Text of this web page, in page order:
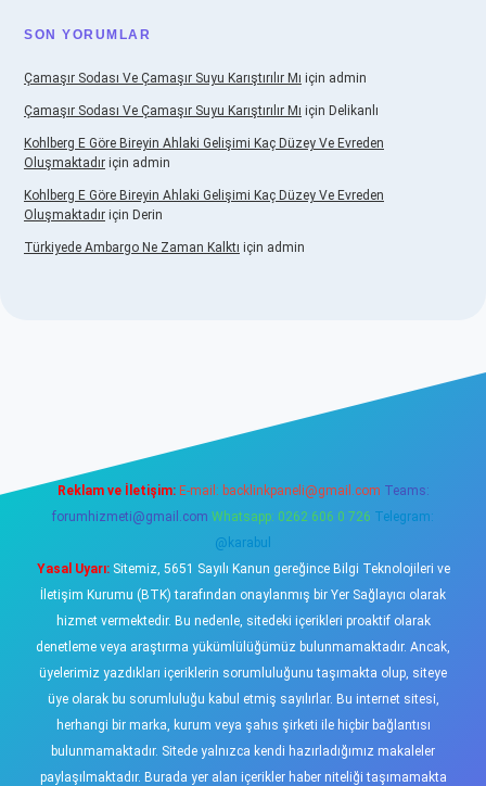
SON YORUMLAR
Çamaşır Sodası Ve Çamaşır Suyu Karıştırılır Mı için admin
Çamaşır Sodası Ve Çamaşır Suyu Karıştırılır Mı için Delikanlı
Kohlberg E Göre Bireyin Ahlaki Gelişimi Kaç Düzey Ve Evreden
Oluşmaktadır için admin
Kohlberg E Göre Bireyin Ahlaki Gelişimi Kaç Düzey Ve Evreden
Oluşmaktadır için Derin
Türkiyede Ambargo Ne Zaman Kalktı için admin
Reklam ve İletişim: E-mail: backlinkpaneli@gmail.com Teams:
forumhizmeti@gmail.com Whatsapp: 0262 606 0 726 Telegram:
@karabul
Yasal Uyarı:Sitemiz, 5651 Sayılı Kanun gereğince Bilgi Teknolojileri ve
İletişim Kurumu (BTK) tarafından onaylanmış bir Yer Sağlayıcı olarak
hizmet vermektedir. Bu nedenle, sitedeki içerikleri proaktif olarak
denetleme veya araştırma yükümlülüğümüz bulunmamaktadır. Ancak,
üyelerimiz yazdıkları içeriklerin sorumluluğunu taşımakta olup, siteye
üye olarak bu sorumluluğu kabul etmiş sayılırlar. Bu internet sitesi,
herhangi bir marka, kurum veya şahıs şirketi ile hiçbir bağlantısı
bulunmamaktadır. Sitede yalnızca kendi hazırladığımız makaleler
paylaşılmaktadır. Burada yer alan içerikler haber niteliği taşımamakta